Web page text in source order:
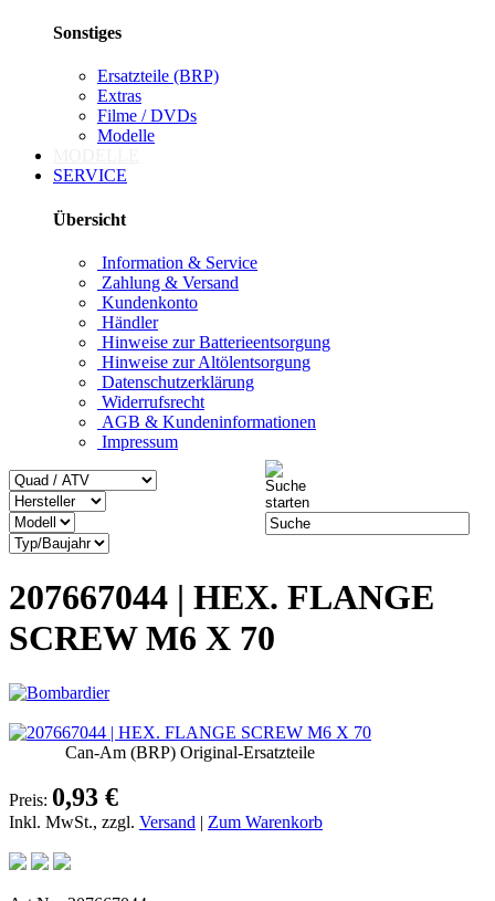
Sonstiges
Ersatzteile (BRP)
Extras
Filme / DVDs
Modelle
SERVICE
Übersicht
Information & Service
Zahlung & Versand
Kundenkonto
Händler
Hinweise zur Batterieentsorgung
Hinweise zur Altölentsorgung
Datenschutzerklärung
Widerrufsrecht
AGB & Kundeninformationen
Impressum
207667044 | HEX. FLANGE
SCREW M6 X 70
Can-Am (BRP) Original-Ersatzteile
Preis: 0,93 €
Inkl. MwSt., zzgl. Versand | Zum Warenkorb